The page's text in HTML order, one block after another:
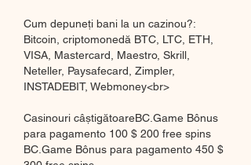
Cum depuneți bani la un cazinou?:
Bitcoin, criptomonedă BTC, LTC, ETH,
VISA, Mastercard, Maestro, Skrill,
Neteller, Paysafecard, Zimpler,
INSTADEBIT, Webmoney<br>
Casinouri câștigătoareBC.Game Bônus
para pagamento 100 $ 200 free spins
BC.Game Bônus para pagamento 450 $